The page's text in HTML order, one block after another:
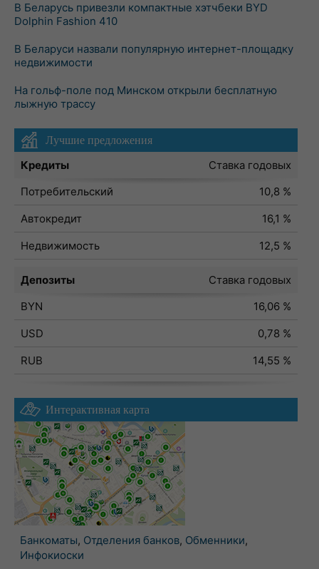
В Беларусь привезли компактные хэтчбеки BYD
Dolphin Fashion 410
В Беларуси назвали популярную интернет-площадку
недвижимости
На гольф-поле под Минском открыли бесплатную
лыжную трассу
Лучшие предложения
Кредиты
Ставка годовых
Потребительский
10,8 %
Автокредит
16,1 %
Недвижимость
12,5 %
Депозиты
Ставка годовых
BYN
16,06 %
USD
0,78 %
RUB
14,55 %
Интерактивная карта
Банкоматы, Отделения банков, Обменники,
Инфокиоски